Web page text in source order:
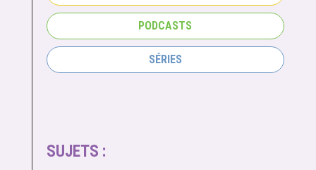
PODCASTS
SÉRIES
SUJETS :